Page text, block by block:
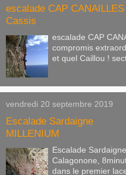
escalade CAP
Cassis
escalade CAP
compromis
et quel Caillou !
vendredi 20 septembre 2019
Escalade Sardaigne
MILLENIUM
Escalade
Calagonone,
dans le premier